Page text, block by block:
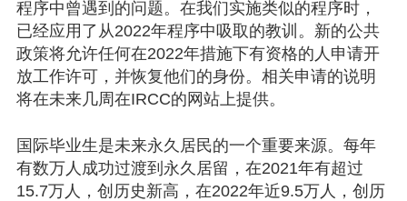
程序中曾遇到的问题。在我们实施类似的程序时，
已经应用了从2022年程序中吸取的教训。新的公共
政策将允许任何在2022年措施下有资格的人申请开
放工作许可，并恢复他们的身份。相关申请的说明
将在未来几周在IRCC的网站上提供。
国际毕业生是未来永久居民的一个重要来源。每年
有数万人成功过渡到永久居留，在2021年有超过
15.7万人，创历史新高，在2022年近9.5万人，创历